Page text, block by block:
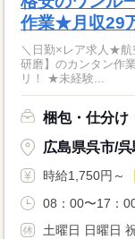
作業★月収29
＼日勤×レア求人★航
研磨】のカンタン作
リ！ ★未経験...
梱包・仕分け
広島県呉市/呉
時給1,750円～
08：00〜17：
土曜日 日曜日